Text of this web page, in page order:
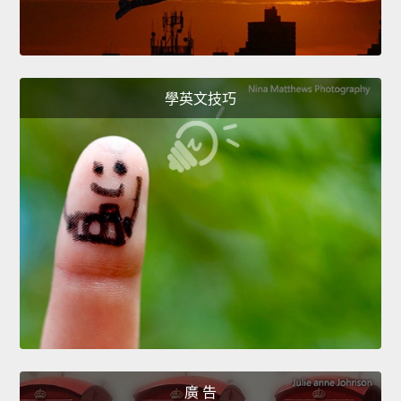
學英文技巧
廣 告